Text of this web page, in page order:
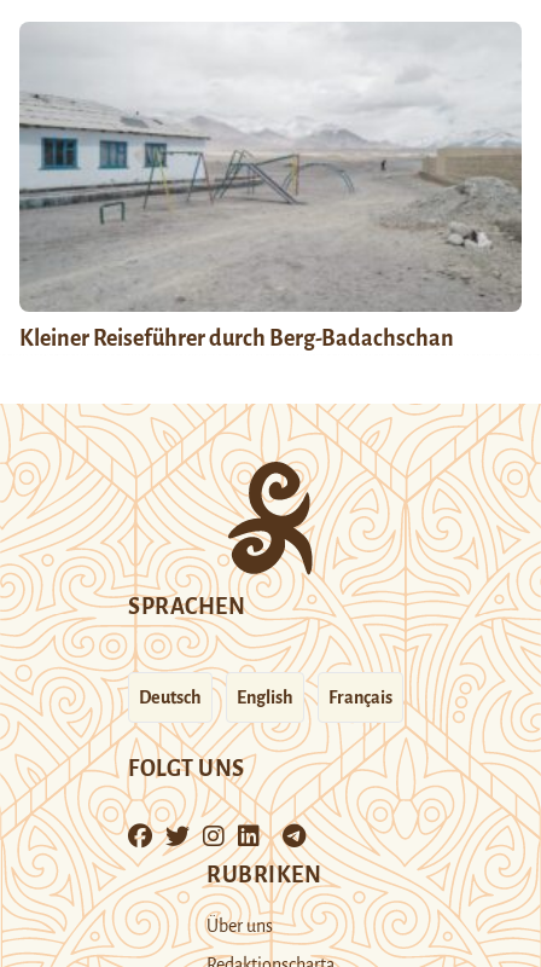
Kleiner Reiseführer durch Berg-Badachschan
SPRACHEN
Deutsch English Français
FOLGT UNS
RUBRIKEN
Über uns